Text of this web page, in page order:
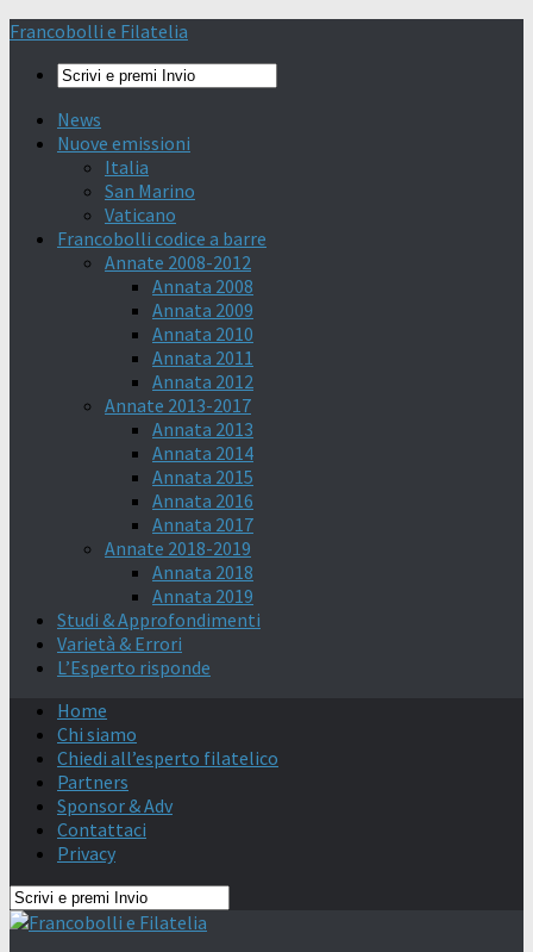
Francobolli e Filatelia
News
Nuove emissioni
Italia
San Marino
Vaticano
Francobolli codice a barre
Annate 2008-2012
Annata 2008
Annata 2009
Annata 2010
Annata 2011
Annata 2012
Annate 2013-2017
Annata 2013
Annata 2014
Annata 2015
Annata 2016
Annata 2017
Annate 2018-2019
Annata 2018
Annata 2019
Studi & Approfondimenti
Varietà & Errori
L’Esperto risponde
Home
Chi siamo
Chiedi all’esperto filatelico
Partners
Sponsor & Adv
Contattaci
Privacy